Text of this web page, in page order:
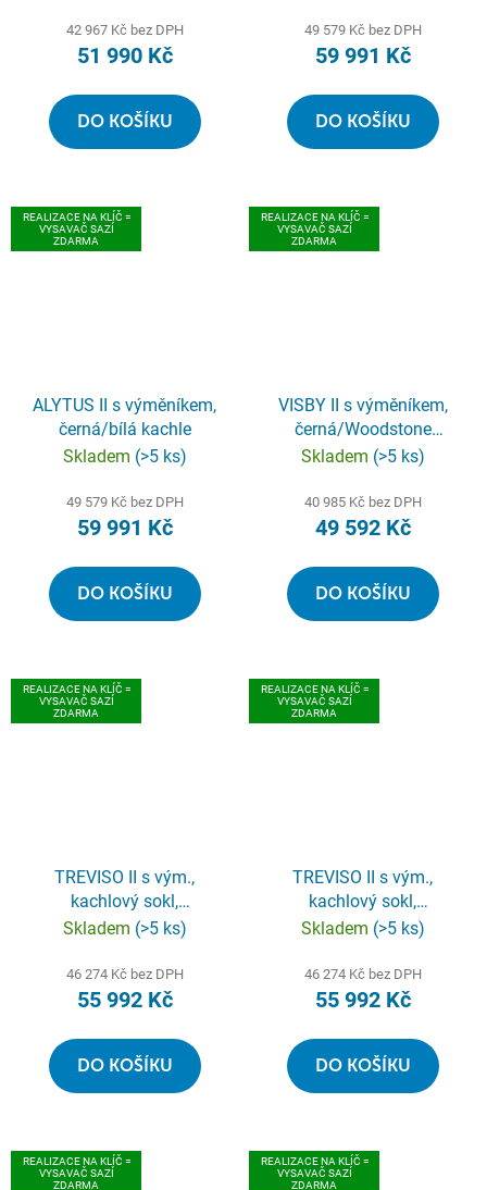
42 967 Kč bez DPH
51 990 Kč
DO KOŠÍKU
49 579 Kč bez DPH
59 991 Kč
DO KOŠÍKU
REALIZACE NA KLÍČ =
VYSAVAČ SAZÍ
ZDARMA
ALYTUS II s výměníkem,
černá/bílá kachle
Skladem (>5 ks)
49 579 Kč bez DPH
59 991 Kč
DO KOŠÍKU
REALIZACE NA KLÍČ =
VYSAVAČ SAZÍ
ZDARMA
VISBY II s výměníkem,
černá/Woodstone
Prestige
Skladem (>5 ks)
40 985 Kč bez DPH
49 592 Kč
DO KOŠÍKU
REALIZACE NA KLÍČ =
VYSAVAČ SAZÍ
ZDARMA
TREVISO II s vým.,
kachlový sokl,
černá/slonová kost
Skladem (>5 ks)
46 274 Kč bez DPH
55 992 Kč
DO KOŠÍKU
REALIZACE NA KLÍČ =
VYSAVAČ SAZÍ
ZDARMA
TREVISO II s vým.,
kachlový sokl,
černá/medovník kachle
Skladem (>5 ks)
46 274 Kč bez DPH
55 992 Kč
DO KOŠÍKU
REALIZACE NA KLÍČ =
VYSAVAČ SAZÍ
ZDARMA
REALIZACE NA KLÍČ =
VYSAVAČ SAZÍ
ZDARMA